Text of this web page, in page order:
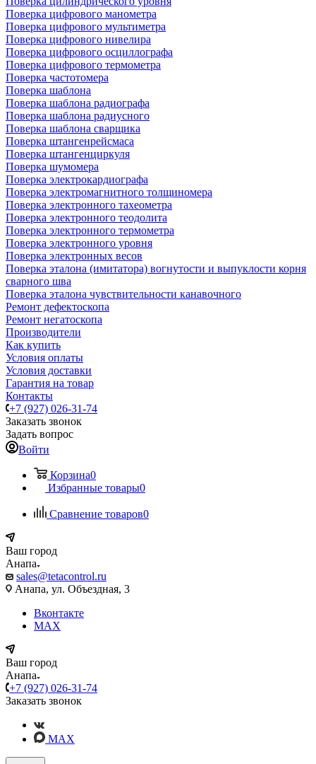
Поверка цифрового манометра
Поверка цифрового мультиметра
Поверка цифрового нивелира
Поверка цифрового осциллографа
Поверка цифрового термометра
Поверка частотомера
Поверка шаблона
Поверка шаблона радиографа
Поверка шаблона радиусного
Поверка шаблона сварщика
Поверка штангенрейсмаса
Поверка штангенциркуля
Поверка шумомера
Поверка электрокардиографа
Поверка электромагнитного толщиномера
Поверка электронного тахеометра
Поверка электронного теодолита
Поверка электронного термометра
Поверка электронного уровня
Поверка электронных весов
Поверка эталона (имитатора) вогнутости и выпуклости корня
сварного шва
Поверка эталона чувствительности канавочного
Ремонт дефектоскопа
Ремонт негатоскопа
Производители
Как купить
Условия оплаты
Условия доставки
Гарантия на товар
Контакты
+7 (927) 026-31-74
Заказать звонок
Задать вопрос
Войти
Корзина0
Избранные товары0
Сравнение товаров0
Ваш город
Анапа
sales@tetacontrol.ru
Анапа, ул. Объездная, 3
Вконтакте
MAX
Ваш город
Анапа
+7 (927) 026-31-74
Заказать звонок
MAX